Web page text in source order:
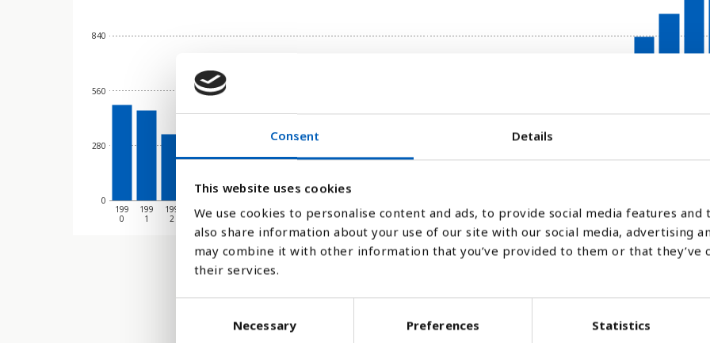
Consent Details
This website uses cookies
We use cookies to personalise content and ads, to provide social media features and
also share information about your use of our site with our social media, advertising
may combine it with other information that you’ve provided to them or that they’ve
their services.
Necessary Preferences Statistics
0
280
560
840
199
0
199
1
199
2
199
3
199
4
199
5
199
6
199
7
199
8
199
9
200
0
200
1
200
2
200
3
200
4
200
5
200
6
200
7
200
8
200
9
201
0
201
1
201
2
201
3